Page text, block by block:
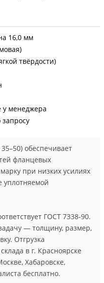
16,0 мм
твёрдости)
у менеджера
обеспечивает
фланцевых
при низких усилиях
уплотняемой
ГОСТ 7338-90.
— толщину, размер,
Отгрузка
в г. Красноярске
Хабаровске,
бесплатно.